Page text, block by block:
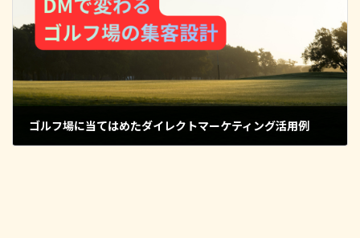
ゴルフ場に当てはめたダイレクトマーケティング活用例